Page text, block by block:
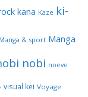
kana Kaze ki-
Manga & sport Manga
nobi noeve
visual kei Voyage